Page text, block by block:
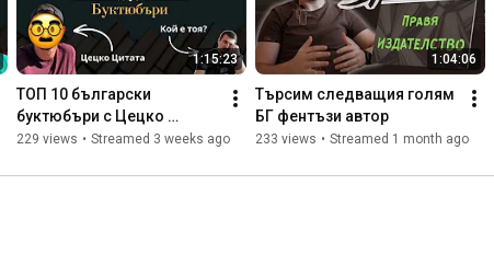
1:15:23
ТОП 10 български
буктюбъри с Цецко
Цитата | Невъзможните
229 views • Streamed 3 weeks ago
1:04:06
Търсим следващия голям
БГ фентъзи автор
233 views • Streamed 1 month ago